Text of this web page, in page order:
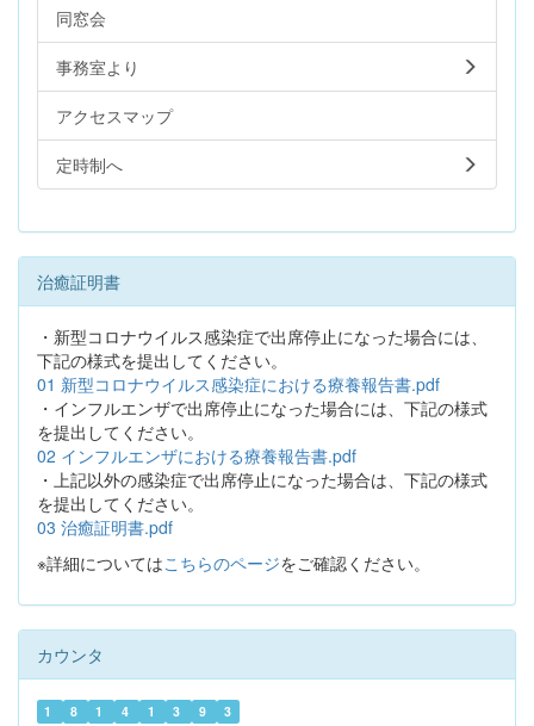
同窓会
事務室より
アクセスマップ
定時制へ
治癒証明書
・新型コロナウイルス感染症で出席停止になった場合には、
下記の様式を提出してください。
01 新型コロナウイルス感染症における療養報告書.pdf
・インフルエンザで出席停止になった場合には、下記の様式
を提出してください。
02 インフルエンザにおける療養報告書.pdf
・上記以外の感染症で出席停止になった場合は、下記の様式
を提出してください。
03 治癒証明書.pdf
※詳細についてはこちらのページをご確認ください。
カウンタ
1 8 1 4 1 3 9 3